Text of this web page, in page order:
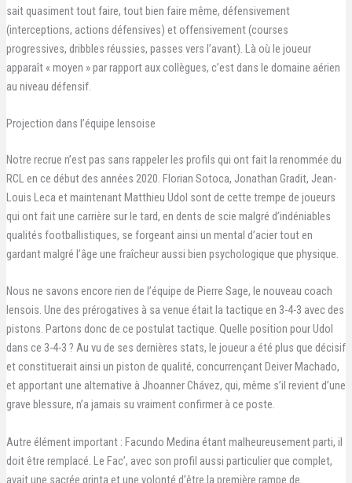
sait quasiment tout faire, tout bien faire même, défensivement
(interceptions, actions défensives) et offensivement (courses
progressives, dribbles réussies, passes vers l’avant). Là où le joueur
apparaît « moyen » par rapport aux collègues, c’est dans le domaine aérien
au niveau défensif.
Projection dans l’équipe lensoise
Notre recrue n’est pas sans rappeler les profils qui ont fait la renommée du
RCL en ce début des années 2020. Florian Sotoca, Jonathan Gradit, Jean-
Louis Leca et maintenant Matthieu Udol sont de cette trempe de joueurs
qui ont fait une carrière sur le tard, en dents de scie malgré d’indéniables
qualités footballistiques, se forgeant ainsi un mental d’acier tout en
gardant malgré l’âge une fraîcheur aussi bien psychologique que physique.
Nous ne savons encore rien de l’équipe de Pierre Sage, le nouveau coach
lensois. Une des prérogatives à sa venue était la tactique en 3-4-3 avec des
pistons. Partons donc de ce postulat tactique. Quelle position pour Udol
dans ce 3-4-3 ? Au vu de ses dernières stats, le joueur a été plus que décisif
et constituerait ainsi un piston de qualité, concurrençant Deiver Machado,
et apportant une alternative à Jhoanner Chávez, qui, même s’il revient d’une
grave blessure, n’a jamais su vraiment confirmer à ce poste.
Autre élément important : Facundo Medina étant malheureusement parti, il
doit être remplacé. Le Fac’, avec son profil aussi particulier que complet,
avait une sacrée grinta et une volonté d’être la première rampe de